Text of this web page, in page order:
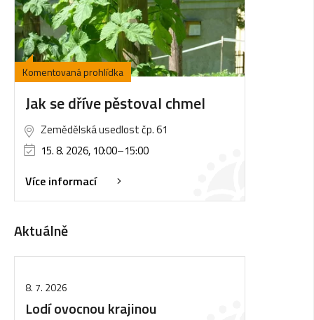
Komentovaná prohlídka
Jak se dříve pěstoval chmel
Zemědělská usedlost čp. 61
15. 8. 2026, 10:00–15:00
Více informací
Aktuálně
8. 7. 2026
Lodí ovocnou krajinou